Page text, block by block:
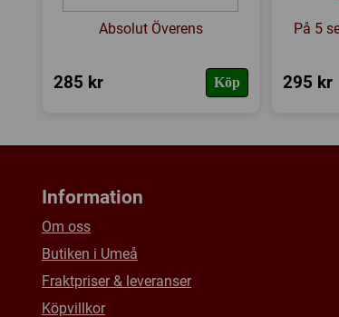
Absolut Överens
285 kr Köp
På 5
295 kr
Information
Om oss
Butiken i Umeå
Fraktpriser & leveranser
Köpvillkor